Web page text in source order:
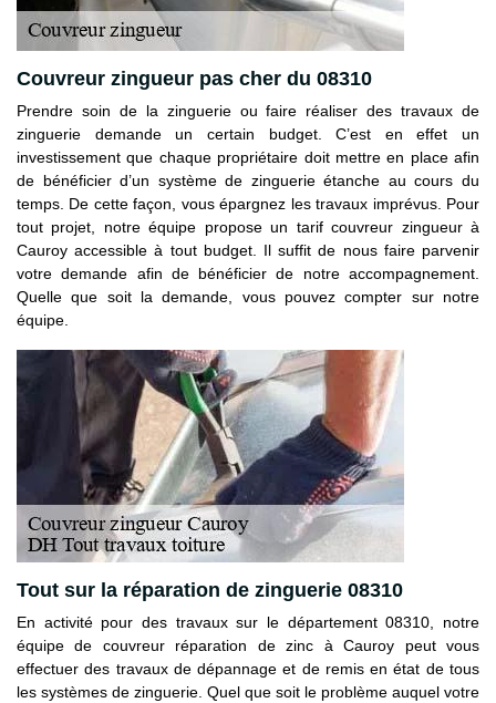
Couvreur zingueur pas cher du 08310
Prendre soin de la zinguerie ou faire réaliser des travaux de
zinguerie demande un certain budget. C’est en effet un
investissement que chaque propriétaire doit mettre en place afin
de bénéficier d’un système de zinguerie étanche au cours du
temps. De cette façon, vous épargnez les travaux imprévus. Pour
tout projet, notre équipe propose un tarif couvreur zingueur à
Cauroy accessible à tout budget. Il suffit de nous faire parvenir
votre demande afin de bénéficier de notre accompagnement.
Quelle que soit la demande, vous pouvez compter sur notre
équipe.
Tout sur la réparation de zinguerie 08310
En activité pour des travaux sur le département 08310, notre
équipe de couvreur réparation de zinc à Cauroy peut vous
effectuer des travaux de dépannage et de remis en état de tous
les systèmes de zinguerie. Quel que soit le problème auquel votre